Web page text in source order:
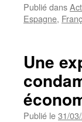
Publié dans
Espagne,
Une
Publié le31/